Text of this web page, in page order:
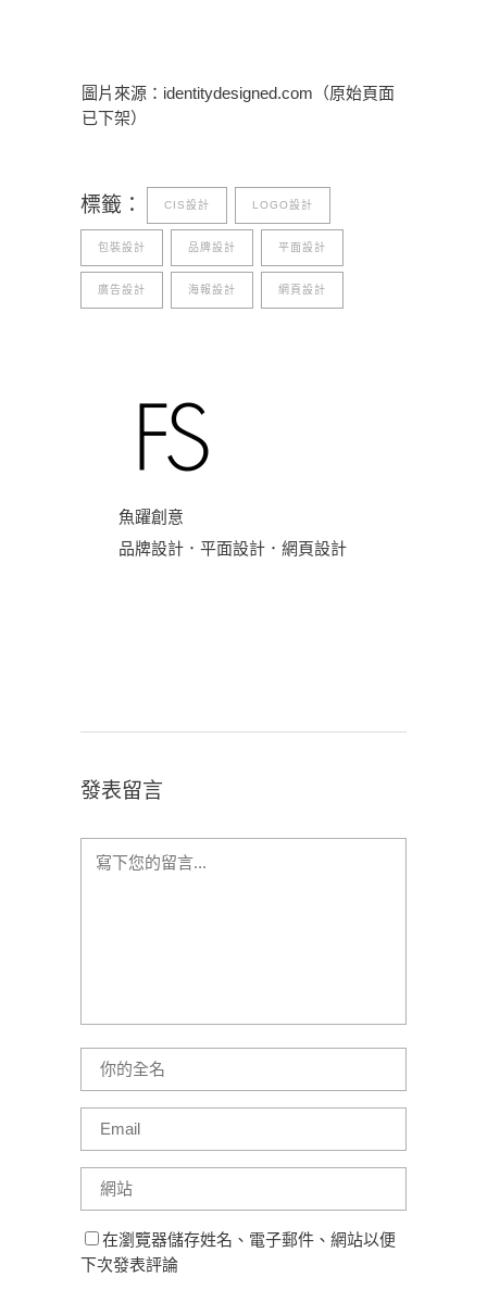
圖片來源：identitydesigned.com（原始頁面
已下架）
標籤： CIS設計 LOGO設計
包裝設計 品牌設計 平面設計
廣告設計 海報設計 網頁設計
魚躍創意
品牌設計．平面設計．網頁設計
發表留言
在瀏覽器儲存姓名、電子郵件、網站以便
下次發表評論